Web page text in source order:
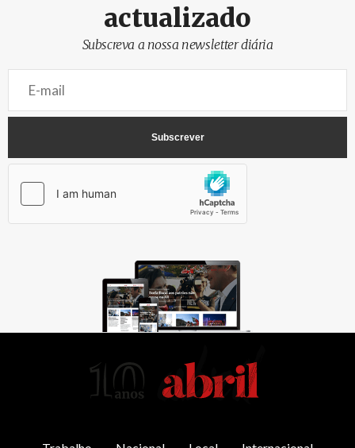
actualizado
Subscreva a nossa newsletter diária